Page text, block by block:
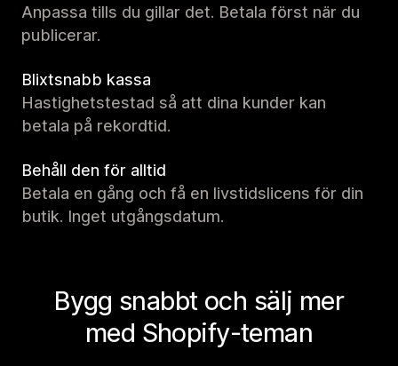
Anpassa tills du gillar det. Betala först när du
publicerar.
Blixtsnabb kassa
Hastighetstestad så att dina kunder kan
betala på rekordtid.
Behåll den för alltid
Betala en gång och få en livstidslicens för din
butik. Inget utgångsdatum.
Bygg snabbt och sälj mer
med Shopify-teman